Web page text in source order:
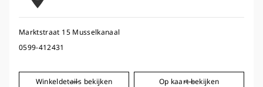
Marktstraat 15 Musselkanaal
0599-412431
Winkeldetails bekijken Op kaart bekijken